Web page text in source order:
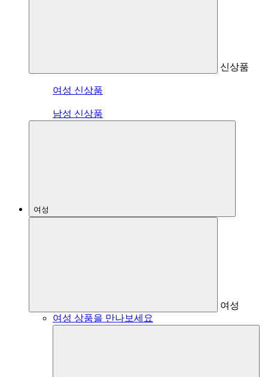
신상품
여성 신상품
남성 신상품
여성
여성
여성 상품을 만나보세요